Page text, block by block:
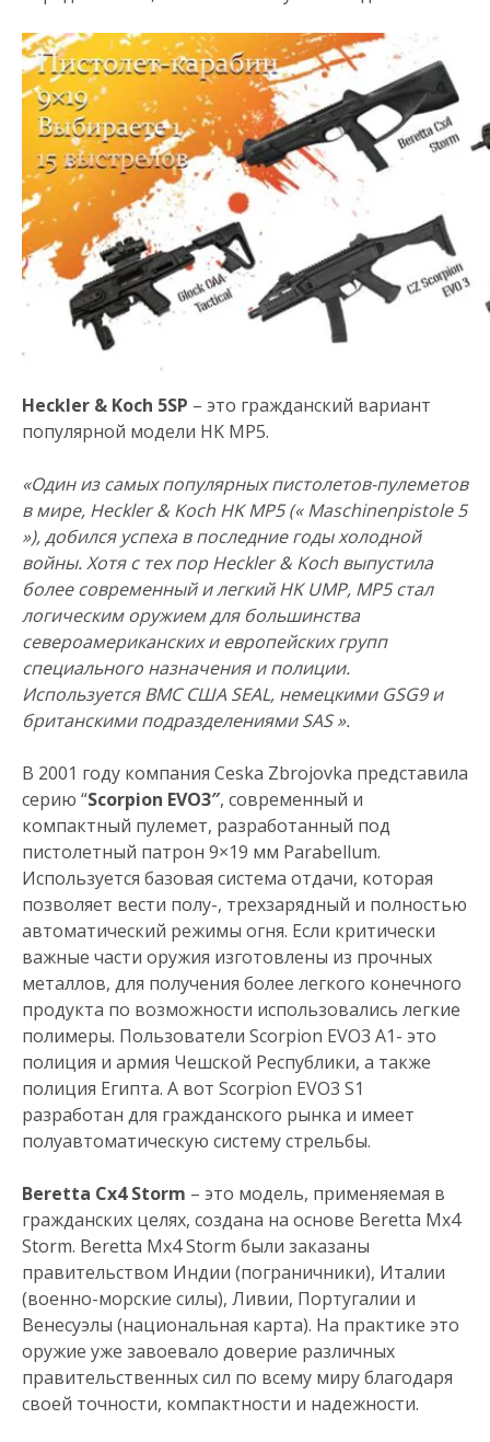
Heckler & Koch 5SP – это гражданский вариант
популярной модели HK MP5.
«Один из самых популярных пистолетов-пулеметов
в мире, Heckler & Koch HK MP5 (« Maschinenpistole 5
»), добился успеха в последние годы холодной
войны. Хотя с тех пор Heckler & Koch выпустила
более современный и легкий HK UMP, MP5 стал
логическим оружием для большинства
североамериканских и европейских групп
специального назначения и полиции.
Используется ВМС США SEAL, немецкими GSG9 и
британскими подразделениями SAS ».
В 2001 году компания Ceska Zbrojovka представила
серию “Scorpion EVO3″, современный и
компактный пулемет, разработанный под
пистолетный патрон 9×19 мм Parabellum.
Используется базовая система отдачи, которая
позволяет вести полу-, трехзарядный и полностью
автоматический режимы огня. Если критически
важные части оружия изготовлены из прочных
металлов, для получения более легкого конечного
продукта по возможности использовались легкие
полимеры. Пользователи Scorpion EVO3 А1- это
полиция и армия Чешской Республики, а также
полиция Египта. А вот Scorpion EVO3 S1
разработан для гражданского рынка и имеет
полуавтоматическую систему стрельбы.
Beretta Cx4 Storm – это модель, применяемая в
гражданских целях, создана на основе Beretta Mx4
Storm. Beretta Mx4 Storm были заказаны
правительством Индии (пограничники), Италии
(военно-морские силы), Ливии, Португалии и
Венесуэлы (национальная карта). На практике это
оружие уже завоевало доверие различных
правительственных сил по всему миру благодаря
своей точности, компактности и надежности.